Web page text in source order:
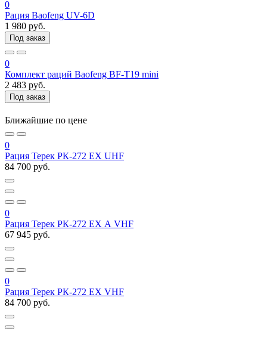
0
Рация Baofeng UV-6D
1 980 руб.
Под заказ
0
Комплект раций Baofeng BF-T19 mini
2 483 руб.
Под заказ
Ближайшие по цене
0
Рация Терек РК-272 EX UHF
84 700 руб.
0
Рация Терек РК-272 EX А VHF
67 945 руб.
0
Рация Терек РК-272 EX VHF
84 700 руб.